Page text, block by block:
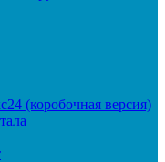
(коробочная версия)